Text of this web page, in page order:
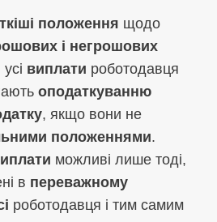
положення щодо
і негрошових
виплати роботодавця
оподаткуванню
, якщо вони не
положеннями.
можливі лише тоді,
в переважному
роботодавця і тим самим